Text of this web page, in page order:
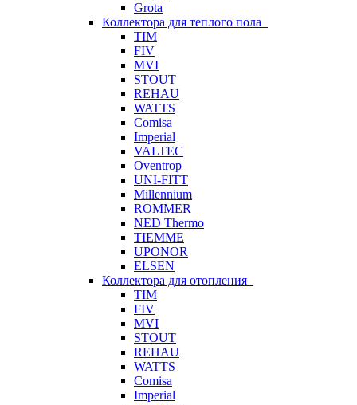
Grota
Коллектора для теплого пола
TIM
FIV
MVI
STOUT
REHAU
WATTS
Comisa
Imperial
VALTEC
Oventrop
UNI-FITT
Millennium
ROMMER
NED Thermo
TIEMME
UPONOR
ELSEN
Коллектора для отопления
TIM
FIV
MVI
STOUT
REHAU
WATTS
Comisa
Imperial